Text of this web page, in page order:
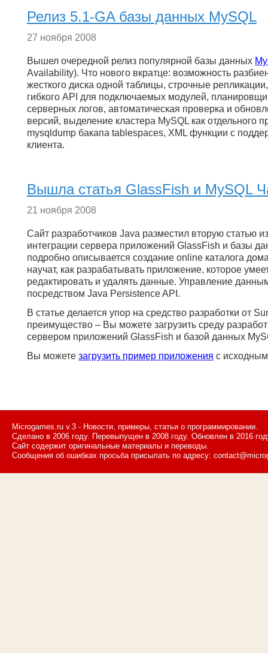
Релиз 5.1-GA базы данных MySQL
27 ноября 2008
Вышел очередной релиз популярной базы данных
Availability). Что нового вкратце: возможность
жесткого диска одной таблицы, строчные
гибкого API для подключаемых модулей,
серверных логов, автоматическая проверка и
версий, выделение кластера MySQL как отдельного
mysqldump бакапа tablespaces, XML функции с
клиента.
Вышла статья GlassFish и MySQL
21 ноября 2008
Сайт разработчиков Java разместил вторую статью
интеграции сервера приложений GlassFish и базы
подробно описывается создание online каталога
научат, как разрабатывать приложение, которое
редактировать и удалять данные. Управление
посредством Java Persistence API.
В статье делается упор на средство разработки от
преимущество – Вы можете загрузить среду
сервером приложений GlassFish и базой данных
Вы можете загрузить пример приложения с
Microgames.ru v.3 - Новости, примеры, статьи о программировании.
Сделано в 2006 году. Перевыпущен в 2008 году. Обновлен в 2016
Сайт содержит оригинальные материалы и переводы.
Сообщения об ошибках просьба присылать по адресу: